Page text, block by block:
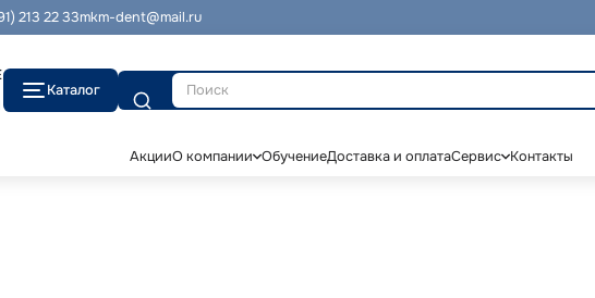
213 22 33mkm-dent@mail.ru
Каталог
Поиск
АкцииО компании ОбучениеДоставка и оплатаСервис Контакты